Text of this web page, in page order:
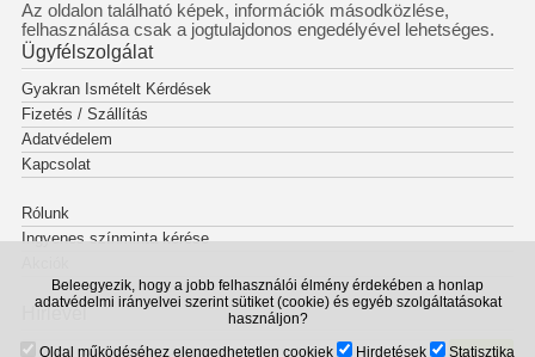
Beleegyezik, hogy a jobb felhasználói élmény érdekében a honlap
adatvédelmi irányelvei szerint sütiket (cookie) és egyéb szolgáltatásokat
használjon?
Oldal működéséhez elengedhetetlen cookiek
Hirdetések Statisztika
Az oldalon található képek, információk másodközlése,
felhasználása csak a jogtulajdonos engedélyével lehetséges.
Ügyfélszolgálat
Gyakran Ismételt Kérdések
Fizetés / Szállítás
Adatvédelem
Kapcsolat
Rólunk
Ingyenes színminta kérése
Hírlevél